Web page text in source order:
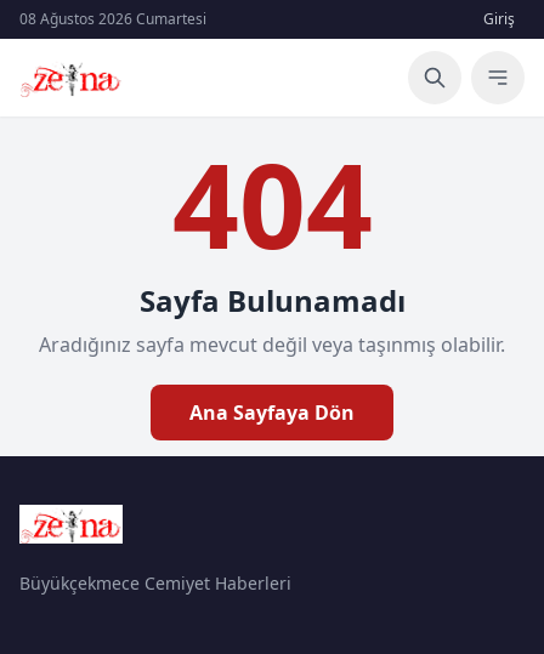
08 Ağustos 2026 Cumartesi Giriş
404
Sayfa Bulunamadı
Aradığınız sayfa mevcut değil veya taşınmış olabilir.
Ana Sayfaya Dön
Büyükçekmece Cemiyet Haberleri